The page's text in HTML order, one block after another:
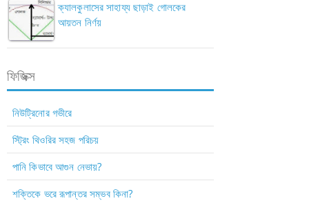
ক্যালকুলাসের সাহায্য ছাড়াই গোলকের
আয়তন নির্ণয়
ফিজিক্স
নিউট্রিনোর গভীরে
স্ট্রিং থিওরির সহজ পরিচয়
পানি কিভাবে আগুন নেভায়?
শক্তিকে ভরে রূপান্তর সম্ভব কিনা?